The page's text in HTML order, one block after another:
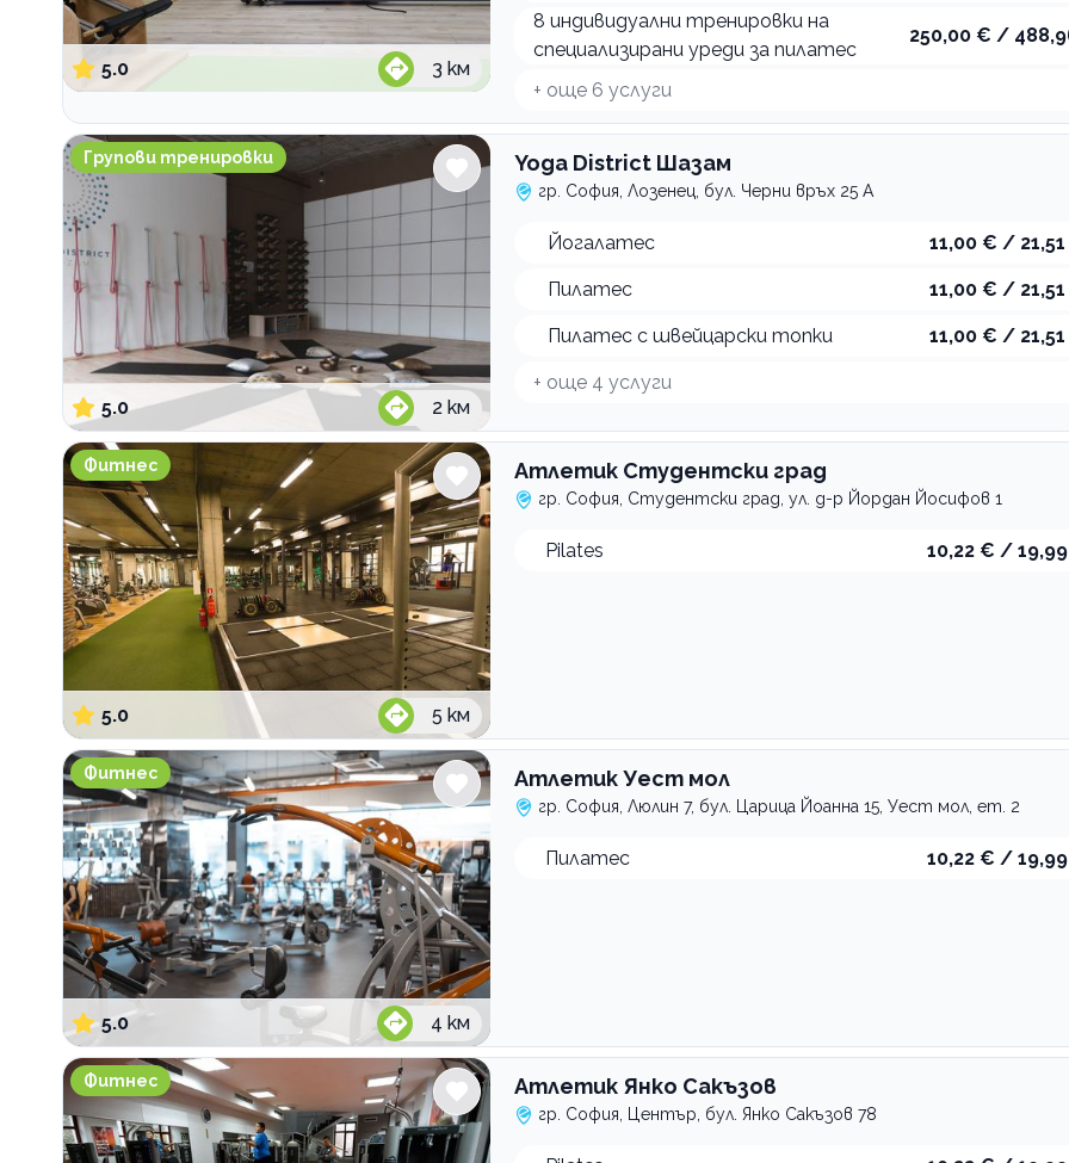
5.0 3 км
8 индивидуални тренировки на
специализирани уреди за пилатес
250,00 € /
+ още 6 услуги
Yoga District Шазам
Групови тренировки
5.0 2 км
Yoga District Шазам
гр. София, Лозенец, бул. Черни връх 25 А
Йогалатес 11,00 € / 21,51
Пилатес 11,00 € / 21,51
Пилатес с швейцарски топки 11,00 € / 21,51
+ още 4 услуги
Атлетик Студентски град
Фитнес
5.0 5 км
Атлетик Студентски град
гр. София, Студентски град, ул. д-р Йордан Йосифов 1
Pilates 10,22 € /
Атлетик Уест мол
Фитнес
5.0 4 км
Атлетик Уест мол
гр. София, Люлин 7, бул. Царица Йоанна 15, Уест мол, ет. 2
Пилатес 10,22 € /
Атлетик Янко Сакъзов
Фитнес Атлетик Янко Сакъзов
гр. София, Център, бул. Янко Сакъзов 78